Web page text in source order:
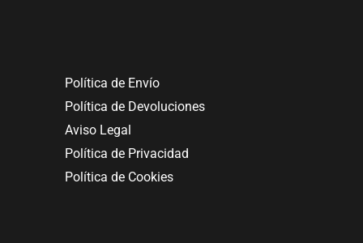
Política de Envío
Política de Devoluciones
Aviso Legal
Política de Privacidad
Política de Cookies